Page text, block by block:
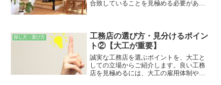
合致していることを見極める必要があり
られる住宅会社を見つけましょう。
探し方・選び方
工務店の選び方・見分けるポイン
ト②【大工が重要】
誠実な工務店を選ぶポイントを、大工と
しての立場からご紹介します。良い工務
店を見極めるには、大工の雇用体制や定